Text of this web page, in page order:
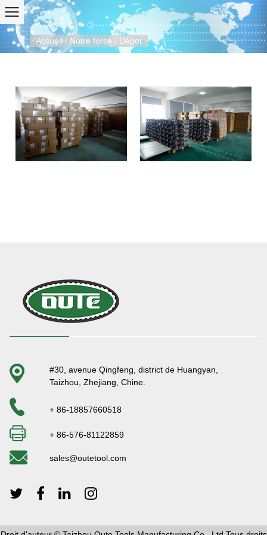
Accueil/ Notre force / Dépot
#30, avenue Qingfeng, district de Huangyan,
Taizhou, Zhejiang, Chine.
+ 86-18857660518
+ 86-576-81122859
sales@outetool.com